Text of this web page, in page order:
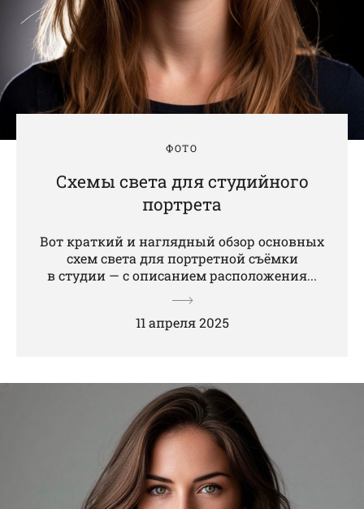
ФОТО
Схемы света для студийного
портрета
Вот краткий и наглядный обзор основных
схем света для портретной съёмки
в студии — с описанием расположения...
11 апреля 2025